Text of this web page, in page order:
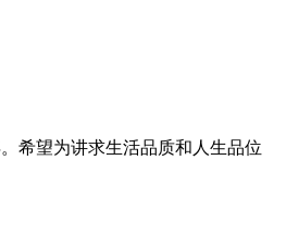
希望为讲求生活品质和人生品位